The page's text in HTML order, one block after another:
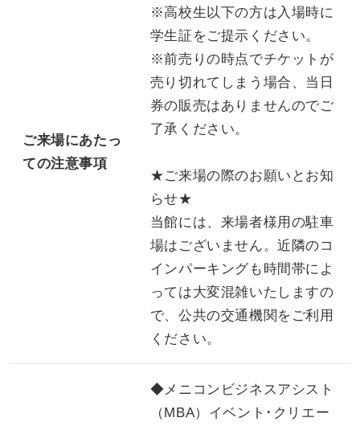
ご来場にあたっ
ての注意事項
※高校生以下の方は入場時に
学生証をご提示ください。
※前売りの時点でチケットが
売り切れてしまう場合、当日
券の販売はありませんのでご
了承ください。
★ご来場の際のお願いとお知
らせ★
当館には、来場者様用の駐車
場はございません。近隣のコ
インパーキングも時間帯によ
っては大変混雑いたしますの
で、公共の交通機関をご利用
ください。
◆メニコンビジネスアシスト
（MBA）イベント･クリエー